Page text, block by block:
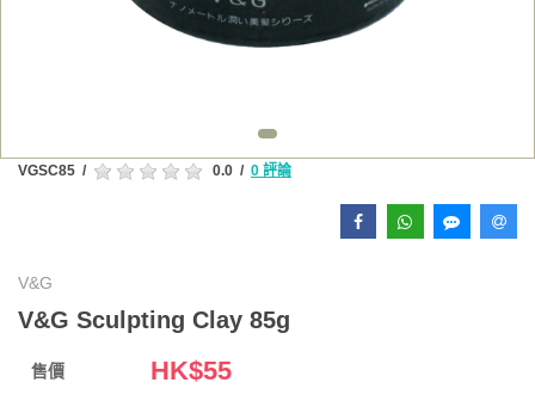
VGSC85 / 0.0 / 0 評論
V&G
V&G Sculpting Clay 85g
售價 HK$55